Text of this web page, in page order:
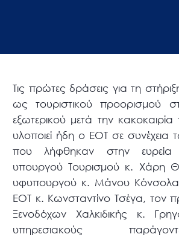
Τις πρώτες δράσεις για τη
ως τουριστικού προορισμού
εξωτερικού μετά την
υλοποιεί ήδη ο ΕΟΤ σε
που λήφθηκαν στην
υπουργού Τουρισμού κ. Χάρη
υφυπουργού κ. Μάνου Κόνσολα
ΕΟΤ κ. Κωνσταντίνο Τσέγα, τον
Ξενοδόχων Χαλκιδικής κ.
υπηρεσιακούς